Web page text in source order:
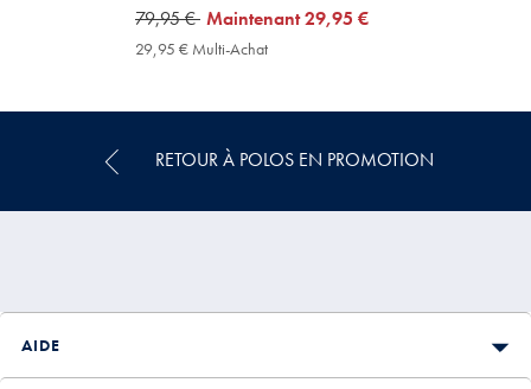
was
79,95
79,95 € now
29,95
Maintenant29,95 €
29,95 € Multi-Achat
Achat
RETOUR À POLOS EN PROMOTION
AIDE